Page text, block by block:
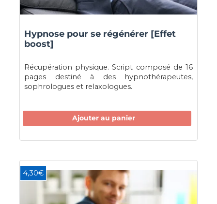
Hypnose pour se régénérer [Effet
boost]
Récupération physique. Script composé de 16
pages destiné à des hypnothérapeutes,
sophrologues et relaxologues.
Ajouter au panier
4,30€